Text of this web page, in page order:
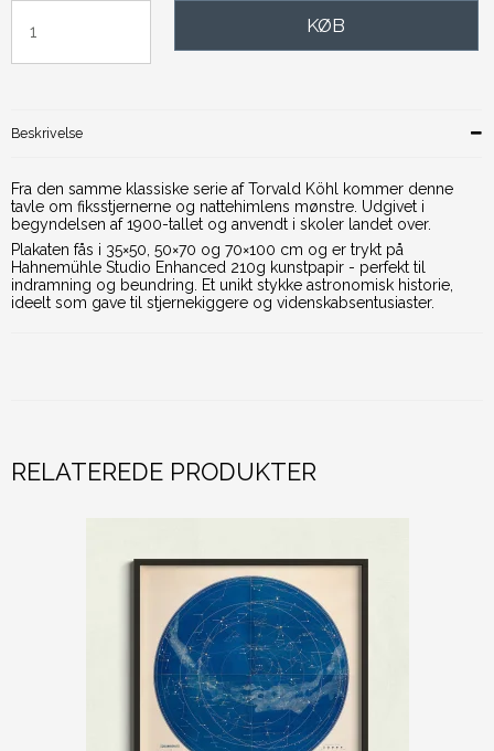
KØB
Beskrivelse
Fra den samme klassiske serie af Torvald Köhl kommer denne
tavle om fiksstjernerne og nattehimlens mønstre. Udgivet i
begyndelsen af 1900-tallet og anvendt i skoler landet over.
Plakaten fås i 35×50, 50×70 og 70×100 cm og er trykt på
Hahnemühle Studio Enhanced 210g kunstpapir - perfekt til
indramning og beundring. Et unikt stykke astronomisk historie,
ideelt som gave til stjernekiggere og videnskabsentusiaster.
RELATEREDE PRODUKTER